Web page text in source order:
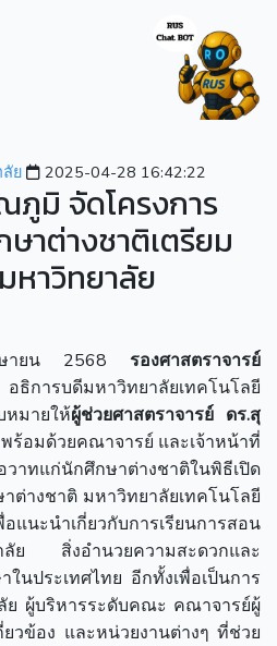
ย 2025-04-28 16:42:22
ภูมิ จัดโครงการ
าต่างชาติเตรียม
หาวิทยาลัย
ายน 2568 รองศาสตราจารย์
อธิการบดีมหาวิทยาลัยเทคโนโลยี
มายให้ผู้ช่วยศาสตราจารย์ ดร.สุ
ร้อมด้วยคณาจารย์ และเจ้าหน้าที่
ทแก่นักศึกษาต่างชาติในพิธีเปิด
ต่างชาติ มหาวิทยาลัยเทคโนโลยี
ะนำเกี่ยวกับการเรียนการสอน
ลัย สิ่งอำนวยความสะดวกและ
นประเทศไทย อีกทั้งเพื่อเป็นการ
ย ผู้บริหารระดับคณะ คณาจารย์ผู้
วข้อง และหน่วยงานต่างๆ ที่ช่วย